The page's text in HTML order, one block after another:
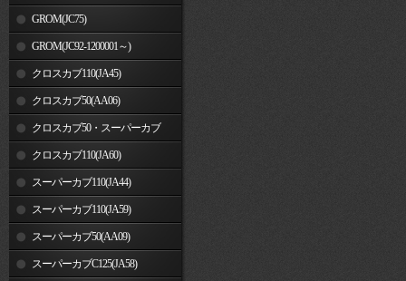
GROM(JC75)
GROM(JC92-1200001～)
クロスカブ110(JA45)
クロスカブ50(AA06)
クロスカブ50・スーパーカブ
50(AA09)/110(JA44)
クロスカブ110(JA60)
スーパーカブ110(JA44)
スーパーカブ110(JA59)
スーパーカブ50(AA09)
スーパーカブC125(JA58)